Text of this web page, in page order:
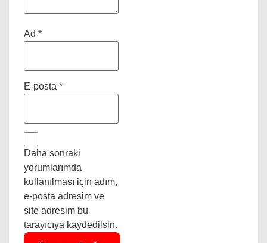
Ad *
E-posta *
Daha sonraki
yorumlarımda
kullanılması için adım,
e-posta adresim ve
site adresim bu
tarayıcıya kaydedilsin.